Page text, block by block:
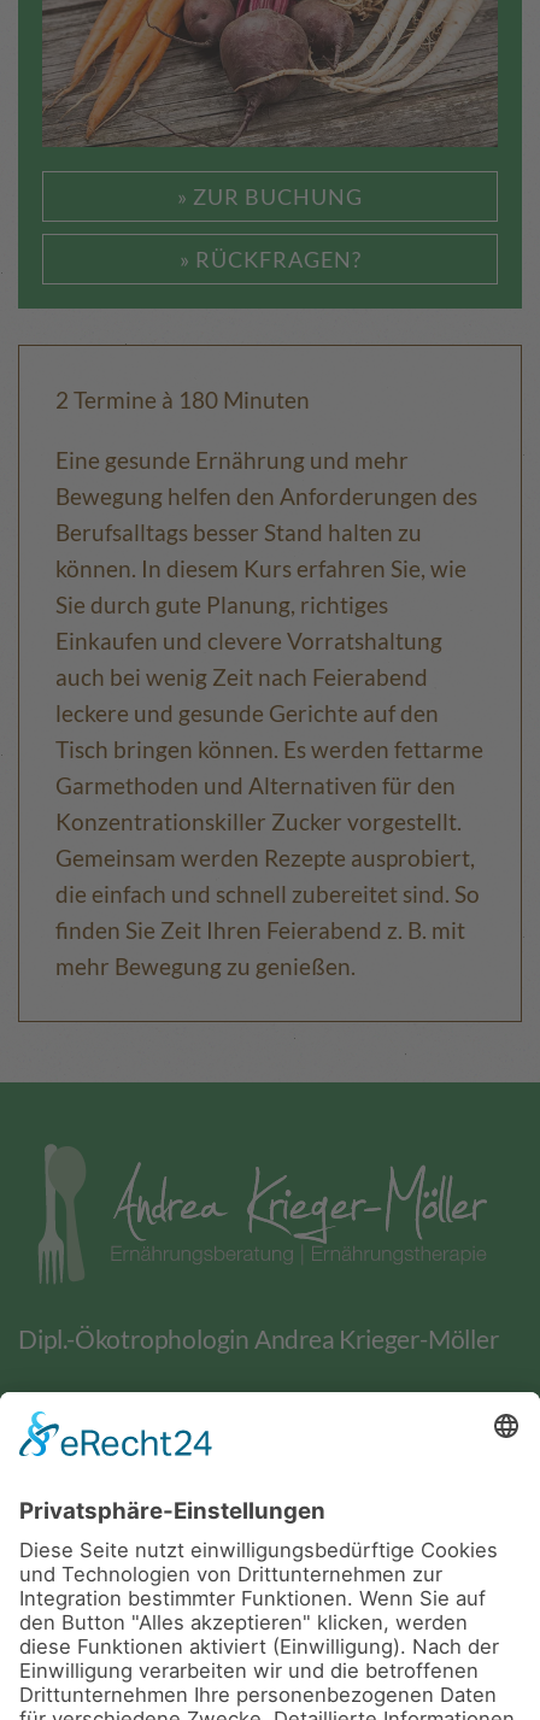
» ZUR BUCHUNG
» RÜCKFRAGEN?
2 Termine à 180 Minuten
Eine gesunde Ernährung und mehr
Bewegung helfen den Anforderungen des
Berufsalltags besser Stand halten zu
können. In diesem Kurs erfahren Sie, wie
Sie durch gute Planung, richtiges
Einkaufen und clevere Vorratshaltung
auch bei wenig Zeit nach Feierabend
leckere und gesunde Gerichte auf den
Tisch bringen können. Es werden fettarme
Garmethoden und Alternativen für den
Konzentrationskiller Zucker vorgestellt.
Gemeinsam werden Rezepte ausprobiert,
die einfach und schnell zubereitet sind. So
finden Sie Zeit Ihren Feierabend z. B. mit
mehr Bewegung zu genießen.
Dipl.-Ökotrophologin Andrea Krieger-Möller
BERATUNG
Ernährungstherapie
BGF / BGM
Vorträge und Workshops
WEITERE ANGEBOTE
Kurse
BIA-Messung
Yoga
LINKS